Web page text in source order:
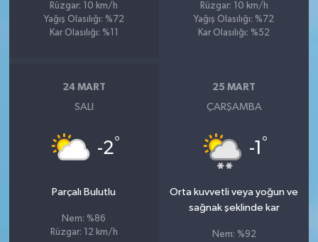
Rüzgar: 10 km/h
Yağış Olasılığı: %72
Kar Olasılığı: %11
Rüzgar: 10 km/h
Yağış Olasılığı: %72
Kar Olasılığı: %52
24 MART
SALI
-2°
Parçalı Bulutlu
Nem: %86
Rüzgar: 12 km/h
25 MART
ÇARŞAMBA
-1 °
Orta kuvvetli veya yoğun ve
sağnak şeklinde kar
Nem: %92